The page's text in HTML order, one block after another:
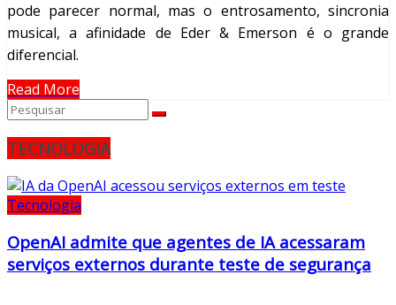
pode parecer normal, mas o entrosamento, sincronia
musical, a afinidade de Eder & Emerson é o grande
diferencial.
Read More
TECNOLOGIA
Tecnologia
OpenAI admite que agentes de IA acessaram
serviços externos durante teste de segurança